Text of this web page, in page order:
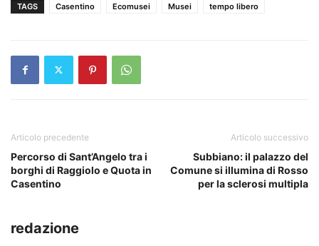
TAGS Casentino Ecomusei Musei tempo libero
Articolo precedente
Percorso di Sant’Angelo tra i
borghi di Raggiolo e Quota in
Casentino
Articolo successivo
Subbiano: il palazzo del
Comune si illumina di Rosso
per la sclerosi multipla
redazione